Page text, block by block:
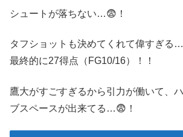
シュートが落ちない…😨！
タフショットも決めてくれて偉すぎる…
最終的に27得点（FG10/16）！！
鷹大がすごすぎるから引力が働いて、
ブスペースが出来てる…😨！